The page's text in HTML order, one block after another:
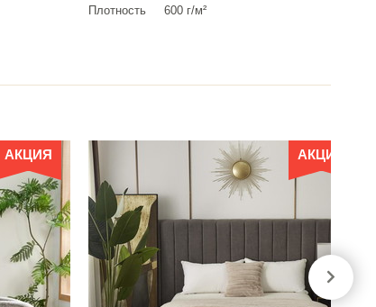
Плотность
600 г/м²
АКЦИЯ АКЦИЯ